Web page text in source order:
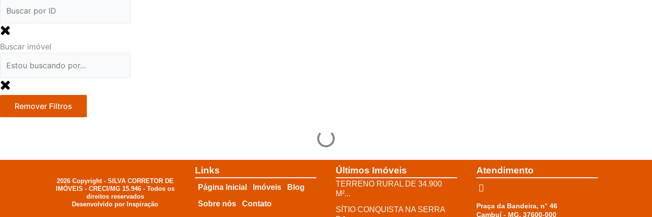
Buscar imóvel
Remover Filtros
2026 Copyright - SILVA CORRETOR DE
IMÓVEIS - CRECI/MG 15.946 - Todos os
direitos reservados
Desenvolvido por Inspiração
Links
Página Inicial Imóveis
Blog
Sobre nós
Contato
Últimos Imóveis
TERRENO RURAL DE 34.900
M²...
SÍTIO CONQUISTA NA SERRA
Atendimento
Praça da Bandeira, n° 46
Cambuí - MG, 37600-000